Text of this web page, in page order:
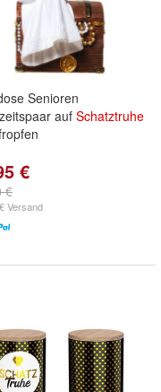
Senioren
auf Schatztruhe
€
€
Versand